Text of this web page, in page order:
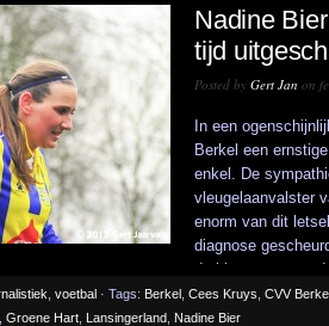
Nadine
tijd
Posted by Gert Jan on
In een
Berkel een
enkel. De
vleugelaanvalster
enorm van dit
diagnose
de klap nog eens
voetbal · Tags: Berkel Cees Kruys CVV
Groene Hart Lansingerland Nadine Bier